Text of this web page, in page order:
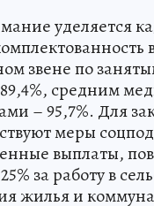
уделяется
звене по
89,4%, средним
– 95,7%. Для
меры
выплаты,
за работу в
жилья и